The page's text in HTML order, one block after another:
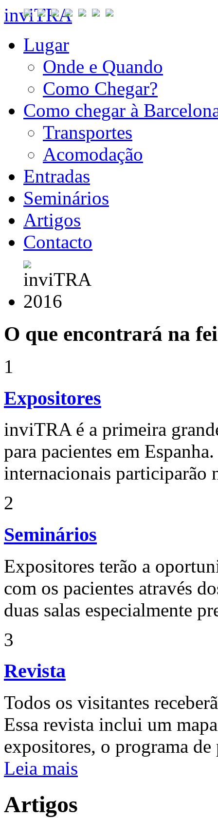
inviTRA
Lugar
Onde e Quando
Como Chegar?
Como chegar à
Transportes
Acomodação
Entradas
Seminários
Artigos
Contacto
O que encontrará na
1
Expositores
inviTRA é a primeira
para pacientes em
internacionais participarão
2
Seminários
Expositores terão a
com os pacientes através
duas salas especialmente
3
Revista
Todos os visitantes
Essa revista inclui um
expositores, o programa
Leia mais
Artigos